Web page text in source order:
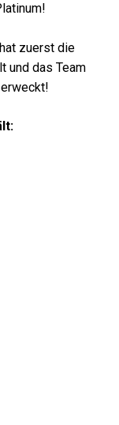
hat zuerst die
und das Team